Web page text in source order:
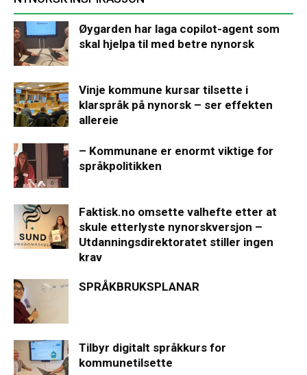
Øygarden har laga copilot-agent som
skal hjelpa til med betre nynorsk
Vinje kommune kursar tilsette i
klarspråk på nynorsk – ser effekten
allereie
– Kommunane er enormt viktige for
språkpolitikken
Faktisk.no omsette valhefte etter at
skule etterlyste nynorskversjon –
Utdanningsdirektoratet stiller ingen
krav
SPRÅKBRUKSPLANAR
Tilbyr digitalt språkkurs for
kommunetilsette